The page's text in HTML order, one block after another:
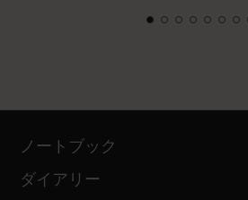
ノートブック
ダイアリー